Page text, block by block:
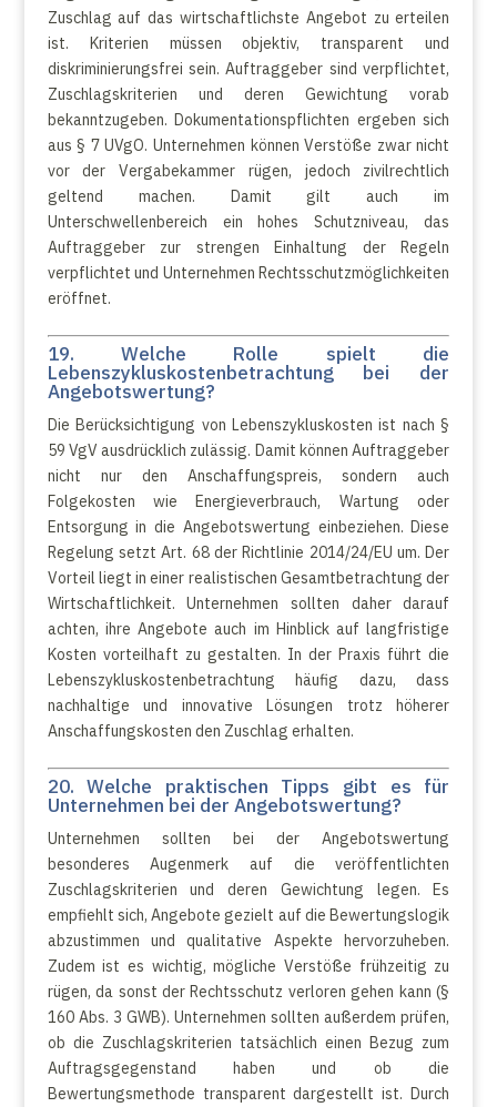
Zuschlag auf das wirtschaftlichste Angebot zu erteilen
ist. Kriterien müssen objektiv, transparent und
diskriminierungsfrei sein. Auftraggeber sind verpflichtet,
Zuschlagskriterien und deren Gewichtung vorab
bekanntzugeben. Dokumentationspflichten ergeben sich
aus § 7 UVgO. Unternehmen können Verstöße zwar nicht
vor der Vergabekammer rügen, jedoch zivilrechtlich
geltend machen. Damit gilt auch im
Unterschwellenbereich ein hohes Schutzniveau, das
Auftraggeber zur strengen Einhaltung der Regeln
verpflichtet und Unternehmen Rechtsschutzmöglichkeiten
eröffnet.
19. Welche Rolle spielt die
Lebenszykluskostenbetrachtung bei der
Angebotswertung?
Die Berücksichtigung von Lebenszykluskosten ist nach §
59 VgV ausdrücklich zulässig. Damit können Auftraggeber
nicht nur den Anschaffungspreis, sondern auch
Folgekosten wie Energieverbrauch, Wartung oder
Entsorgung in die Angebotswertung einbeziehen. Diese
Regelung setzt Art. 68 der Richtlinie 2014/24/EU um. Der
Vorteil liegt in einer realistischen Gesamtbetrachtung der
Wirtschaftlichkeit. Unternehmen sollten daher darauf
achten, ihre Angebote auch im Hinblick auf langfristige
Kosten vorteilhaft zu gestalten. In der Praxis führt die
Lebenszykluskostenbetrachtung häufig dazu, dass
nachhaltige und innovative Lösungen trotz höherer
Anschaffungskosten den Zuschlag erhalten.
20. Welche praktischen Tipps gibt es für
Unternehmen bei der Angebotswertung?
Unternehmen sollten bei der Angebotswertung
besonderes Augenmerk auf die veröffentlichten
Zuschlagskriterien und deren Gewichtung legen. Es
empfiehlt sich, Angebote gezielt auf die Bewertungslogik
abzustimmen und qualitative Aspekte hervorzuheben.
Zudem ist es wichtig, mögliche Verstöße frühzeitig zu
rügen, da sonst der Rechtsschutz verloren gehen kann (§
160 Abs. 3 GWB). Unternehmen sollten außerdem prüfen,
ob die Zuschlagskriterien tatsächlich einen Bezug zum
Auftragsgegenstand haben und ob die
Bewertungsmethode transparent dargestellt ist. Durch